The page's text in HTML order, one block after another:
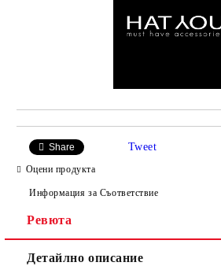
Share Tweet
Оцени продукта
Информация за Съответствие
Ревюта
Детайлно описание